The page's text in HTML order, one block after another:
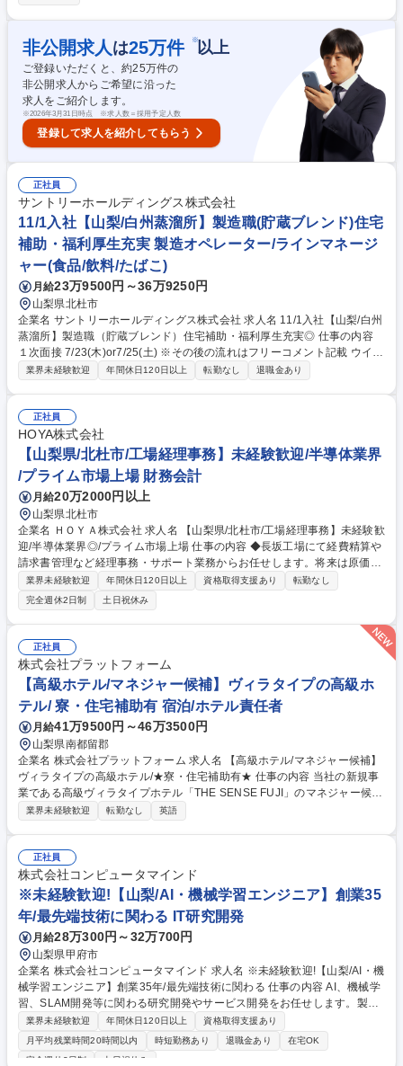
や採用・教育イベント運営、決算・固定資産管理、在庫、生産計画の作
成、など 【想定配属部署例】一般事務・営業事務 / 総務・人事 / 財務・経
理 / その他事務 / 社内情報システム / その他IT/ヘルプデスク / 品質管理・生
産管理/一般事務・営業事務 募集職種 【山梨】管理間接部門オープンポジ
ション(総合職）/障がい者採用
非公開求人 は25万件 ※以上
ご登録いただくと、約25万件の
非公開求人からご希望に沿った
求人をご紹介します。
※2026年3月31日時点 ※求人数＝採用予定人数
登録して求人を紹介してもらう
正社員
サントリーホールディングス株式会社
11/1入社【山梨/白州蒸溜所】製造職(貯蔵ブレンド)住宅
補助・福利厚生充実 製造オペレーター/ラインマネージ
ャー(食品/飲料/たばこ)
月給23万9500円～36万9250円
山梨県北杜市
企業名 サントリーホールディングス株式会社 求人名 11/1入社【山梨/白州
蒸溜所】製造職（貯蔵ブレンド）住宅補助・福利厚生充実◎ 仕事の内容
１次面接 7/23(木)or7/25(土) ※その後の流れはフリーコメント記載 ウイス
キー工場にて、中味製造工程（貯蔵・ブレンド・樽製造）のオペレーショ
応じ選考過程で決定。 ■ウイスキー原酒の移送、ブレンド作業 ■品質確認
（官能評価含む）、管理、改善 ■設備保全業務 ■改善業務 募集職種 11/1入
社【山梨/白州蒸溜所】製造職（貯蔵ブレンド）住宅補助・福利厚生充実◎
業界未経験歓迎 年間休日120日以上 転勤なし 退職金あり
正社員
HOYA株式会社
【山梨県/北杜市/工場経理事務】未経験歓迎/半導体業界
/プライム市場上場 財務会計
月給20万2000円以上
山梨県北杜市
企業名 ＨＯＹＡ株式会社 求人名 【山梨県/北杜市/工場経理事務】未経験歓
迎/半導体業界◎/プライム市場上場 仕事の内容 ◆長坂工場にて経費精算や
請求書管理など経理事務・サポート業務からお任せします。将来は原価計
算や予算管理などの管理会計スキル習得、海外拠点との連携などグローバ
ルに活躍できるキャリアを目指せます。 【詳細】(1)支払い・精算業務：
「楽楽精算」システムを使用 (2)伝票起票：会計システム「SAP」への入
力業務 (3)データ整理、書類整理 (4)経理・財務関連業務のサポート、新シ
ステム導入サポート ★入社後は簡単なサポート業務からスタート。システ
ムの使用方法も丁寧に指導しますので安心です。ゆくゆくは工場経営に直
結する原価計算や、費用分析などの高度なスキルも身につきます。 募集職
種 【山梨県/北杜市/工場経理事務】未経験歓迎/半導体業界◎/プライム市場
上場
業界未経験歓迎 年間休日120日以上 資格取得支援あり
転勤なし
完全週休2日制
土日祝休み
正社員
株式会社プラットフォーム
【高級ホテル/マネジャー候補】ヴィラタイプの高級ホ
テル/ 寮・住宅補助有 宿泊/ホテル責任者
月給41万9500円～46万3500円
山梨県南都留郡
企業名 株式会社プラットフォーム 求人名 【高級ホテル/マネジャー候補】
ヴィラタイプの高級ホテル/★寮・住宅補助有★ 仕事の内容 当社の新規事
業である高級ヴィラタイプホテル「THE SENSE FUJI」のマネジャー候補
として、宿泊や接客サービスなどをお任せいたします。海外からのお客様
対応/送迎)・ハウスキーピング（客室の清掃/メンテナンス） 【当社施設に
ついて】大自然×ラグジュアリーが融合した洗練リゾートホテル！富士山
パノラマビューの室内、貸切の天然温泉やサウナをご提供しております。
※ホームページ：https://www.thesense.jp/fuji/ 募集職種 【高級ホテル/マ
ネジャー候補】ヴィラタイプの高級ホテル/★寮・住宅補助有★
業界未経験歓迎 転勤なし 英語
正社員
株式会社コンピュータマインド
※未経験歓迎!【山梨/AI・機械学習エンジニア】創業35
年/最先端技術に関わる IT研究開発
月給28万300円～32万700円
山梨県甲府市
企業名 株式会社コンピュータマインド 求人名 ※未経験歓迎!【山梨/AI・機
械学習エンジニア】創業35年/最先端技術に関わる 仕事の内容 AI、機械学
習、SLAM開発等に関わる研究開発やサービス開発をお任せします。製
造、建築、医療等の幅広い業界が対象。適性に応じて要件定義から研究開
発まで最適なポジションを提案します。大学との共同研究あり。 ≪詳細≫
■AI・機械学習を用いたアルゴリズムおよびプロダクト開発 ■3次元点群デ
業界未経験歓迎 年間休日120日以上
資格取得支援あり
月平均残業時間20時間以内
時短勤務あり 退職金あり
在宅OK
完全週休2日制
土日祝休み